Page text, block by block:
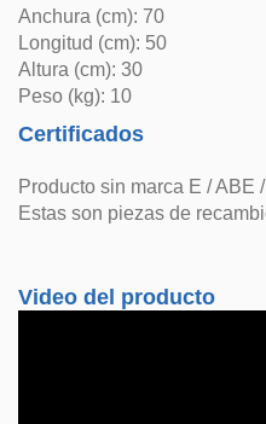
Anchura (cm): 70
Longitud (cm): 50
Altura (cm): 30
Peso (kg): 10
Certificados
Producto sin marca E / ABE
Estas son piezas de
Video del producto